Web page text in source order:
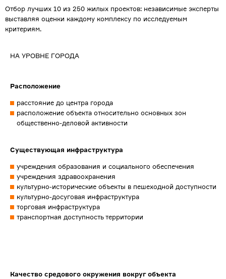
Отбор лучших 10 из 250 жилых проектов: независимые эксперты
выставляя оценки каждому комплексу по исследуемым
критериям.
НА УРОВНЕ ГОРОДА
Расположение
расстояние до центра города
расположение объекта относительно основных зон
общественно-деловой активности
Существующая инфраструктура
учреждения образования и социального обеспечения
учреждения здравоохранения
культурно-исторические объекты в пешеходной доступности
культурно-досуговая инфраструктура
торговая инфраструктура
транспортная доступность территории
Качество средового окружения вокруг объекта